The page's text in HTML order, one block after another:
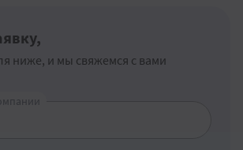
ниже, и мы свяжемся с вами